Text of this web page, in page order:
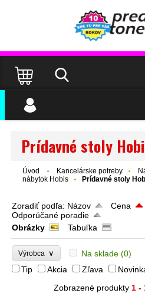
Prídavné stoly
Úvod Kancelárske potreby
nábytok Hobis
Prídavné stoly
Zoradiť podľa: Názov Cena
Odporúčané poradie
Obrázky
Tabuľka
Výrobca ∨ Na sklade (0)
Tip
Akcia Zľava
Zobrazené produkty 1 -